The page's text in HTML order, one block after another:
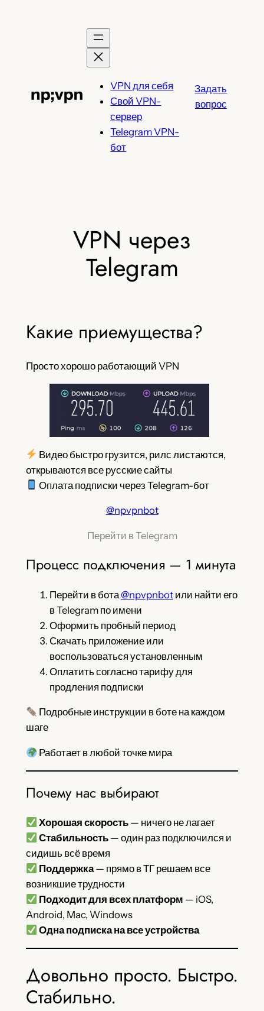
VPN для себя
Свой VPN-
сервер
Telegram VPN-
бот
Задать
вопрос
VPN через
Telegram
Какие приемущества?
Просто хорошо работающий VPN
Видео быстро грузится, рилс листаются,
открываются все русские сайты
Оплата подписки через Telegram-бот
@npvpnbot
Перейти в Telegram
Процесс подключения — 1 минута
Перейти в бота@npvpnbotили найти его
в Telegram по имени
Оформить пробный период
Скачать приложение или
воспользоваться установленным
Оплатить согласно тарифу для
продления подписки
Подробные инструкции в боте на каждом
шаге
Работает в любой точке мира
Почему нас выбирают
Хорошая скорость— ничего не лагает
Стабильность— один раз подключился и
сидишь всё время
Поддержка— прямо в ТГ решаем все
возникшие трудности
Подходит для всех платформ — iOS,
Android, Mac, Windows
Одна подписка на все устройства
Довольно просто. Быстро.
Стабильно.